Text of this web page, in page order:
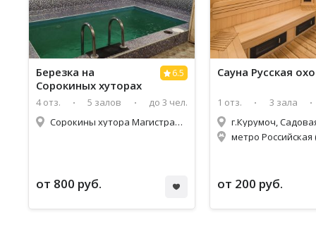
6.5
Березка на
Сорокиных хуторах
4 отз. 5 залов
до 3 чел.
Сорокины хутора Магистральная, 4
от 800 руб.
Сауна Русская
1 отз.
3 зала
г.Курумоч,
метро Российская
от 200 руб.